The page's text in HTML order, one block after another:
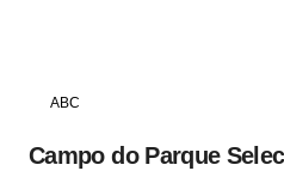
ABC
Campo do Parque